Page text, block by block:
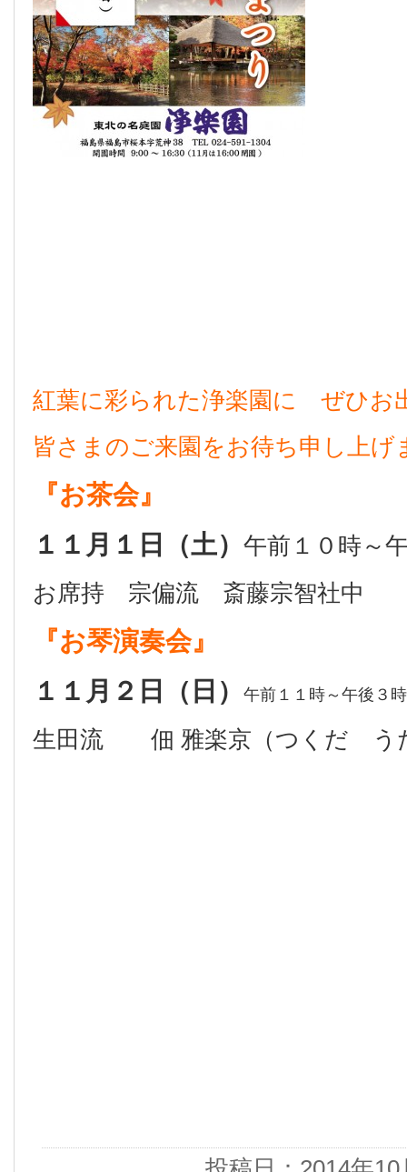
紅葉に彩られた浄楽園に ぜひお
皆さまのご来園をお待ち申し上げ
『お茶会』
１１月１日（土） 午前１０時～
お席持 宗偏流 斎藤宗智社中
『お琴演奏会』
１１月２日（日）
午前１１時～午後３
生田流 佃 雅楽京（つくだ う